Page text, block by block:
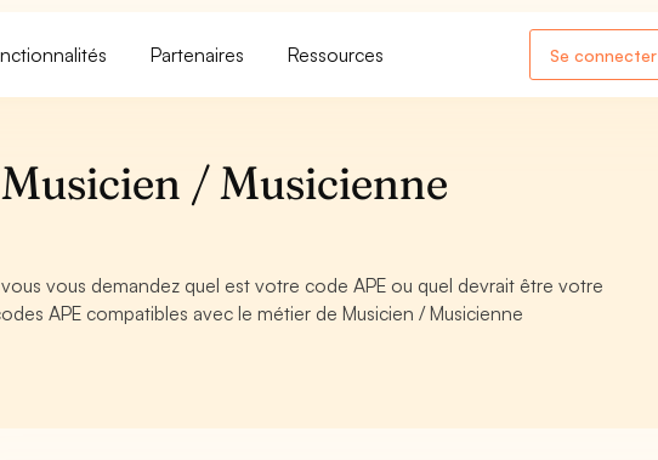
Partenaires Ressources Se connecter
/ Musicienne
vous demandez quel est votre code APE ou quel devrait être votre
APE compatibles avec le métier de Musicien / Musicienne